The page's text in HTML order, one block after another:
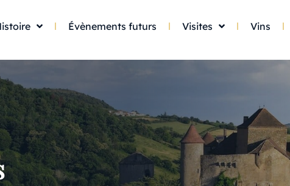
Évènements futurs Visites Vins